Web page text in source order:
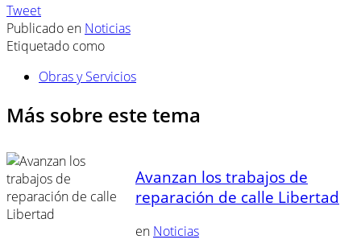
Tweet
Publicado en Noticias
Etiquetado como
Obras y Servicios
Más sobre este tema
Avanzan los trabajos de
reparación de calle Libertad
en Noticias